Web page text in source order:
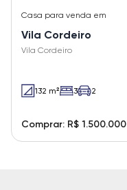
Casa para venda em
Vila Cordeiro
Vila Cordeiro
132 m² 3 2
Comprar: R$ 1.500.000